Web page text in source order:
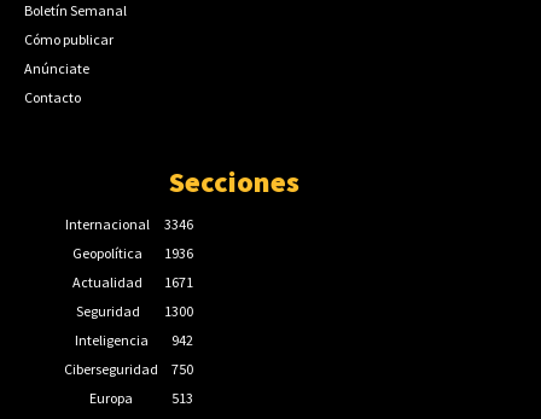
Boletín Semanal
Cómo publicar
Anúnciate
Contacto
Secciones
Internacional
3346
Geopolítica
1936
Actualidad
1671
Seguridad
1300
Inteligencia
942
Ciberseguridad
750
Europa
513